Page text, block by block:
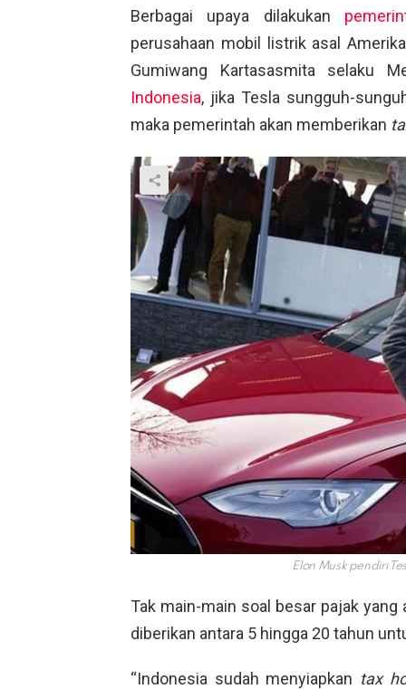
Berbagai upaya dilakukan
perusahaan mobil listrik asal
Gumiwang Kartasasmita selaku
Indonesia, jika Tesla sungguh-
maka pemerintah akan memberikan
Elon Musk pendiri
Tak main-main soal besar pajak
diberikan antara 5 hingga 20 tahun
“Indonesia sudah menyiapkan tax